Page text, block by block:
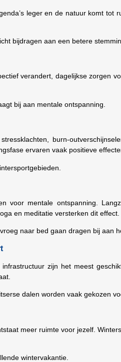
leger en de natuur komt tot
bijdragen aan een betere
verandert, dagelijkse zorgen
bij aan mentale ontspanning.
burn-
ervaren vaak positieve
voor mentale ontspanning.
en meditatie versterken dit effect.
naar bed gaan dragen bij aan
zijn het meest
dalen worden vaak gekozen
meer ruimte voor jezelf.
wintervakantie.